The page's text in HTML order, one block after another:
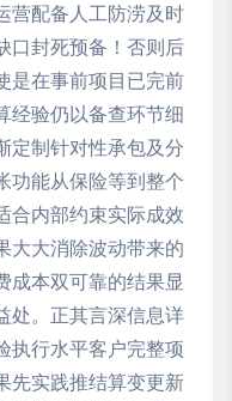
营配备人工防涝及时
口封死预备！否则后
是在事前项目已完前
经验仍以备查环节细
定制针对性承包及分
功能从保险等到整个
合内部约束实际成效
大大消除波动带来的
成本双可靠的结果显
处。正其言深信息详
执行水平客户完整项
先实践推结算变更新